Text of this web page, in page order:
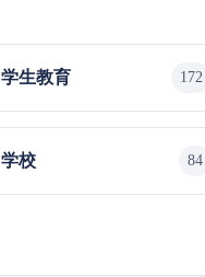
学生教育 172
学校 84